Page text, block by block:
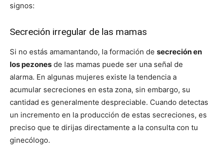
signos:
Secreción irregular de las mamas
Si no estás amamantando, la formación de secreción en
los pezones de las mamas puede ser una señal de
alarma. En algunas mujeres existe la tendencia a
acumular secreciones en esta zona, sin embargo, su
cantidad es generalmente despreciable. Cuando detectas
un incremento en la producción de estas secreciones, es
preciso que te dirijas directamente a la consulta con tu
ginecólogo.